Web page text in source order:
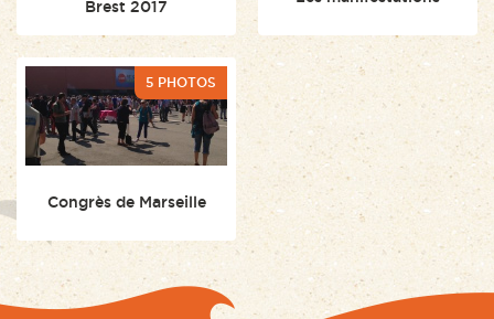
Brest 2017
5 PHOTOS
Congrès de Marseille